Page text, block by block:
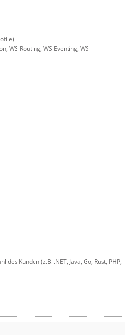
WS-Routing, WS-Eventing, WS-
Kunden (z.B. .NET, Java, Go, Rust, PHP,